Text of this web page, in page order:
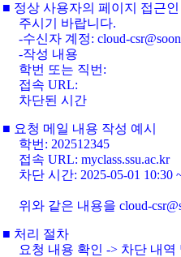
■ 정상 사용자의 페이지 접근
주시기 바랍니다.
-수신자 계정: cloud-
-작성 내용
학번 또는 직번:
접속 URL:
차단된 시간
■ 요청 메일 내용 작성 예시
학번: 202512345
접속 URL: myclass.ssu.ac.kr
차단 시간: 2025-05-01 10:30
위와 같은 내용을 cloud-
■ 처리 절차
요청 내용 확인 -> 차단 내